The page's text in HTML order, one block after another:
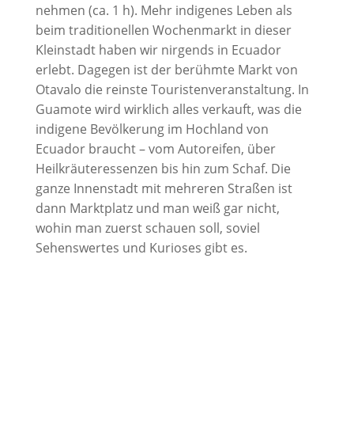
nehmen (ca. 1 h). Mehr indigenes Leben als
beim traditionellen Wochenmarkt in dieser
Kleinstadt haben wir nirgends in Ecuador
erlebt. Dagegen ist der berühmte Markt von
Otavalo die reinste Touristenveranstaltung. In
Guamote wird wirklich alles verkauft, was die
indigene Bevölkerung im Hochland von
Ecuador braucht – vom Autoreifen, über
Heilkräuteressenzen bis hin zum Schaf. Die
ganze Innenstadt mit mehreren Straßen ist
dann Marktplatz und man weiß gar nicht,
wohin man zuerst schauen soll, soviel
Sehenswertes und Kurioses gibt es.